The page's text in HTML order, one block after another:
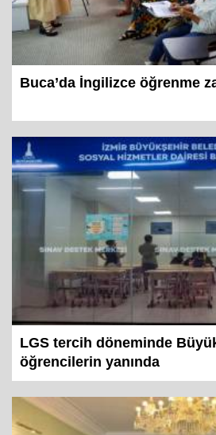
Buca’da İngilizce öğrenme
LGS tercih döneminde
öğrencilerin yanında